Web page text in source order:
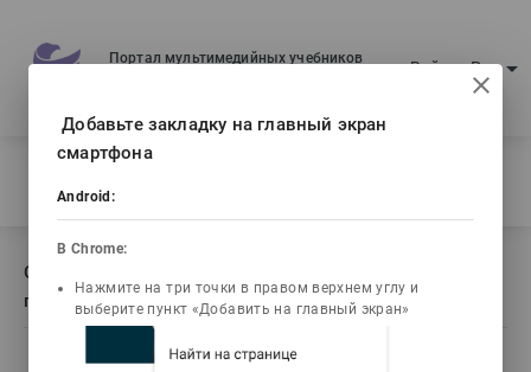
Портал мультимедийных учебников
Войти Русarrow_drop_down
Главная
/
Описание книги Инженерлік графика. Сандық проекциялар
Описание книги Инженерлік графика. Сандық
проекциялар
Добавьте закладку на главный экран
смартфона
Android:
В Chrome:
Нажмите на три точки в правом верхнем углу и
выберите пункт «Добавить на главный экран»